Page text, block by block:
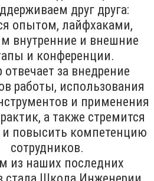
друг друга:
опытом, лайфхаками,
внутренние и внешние
и конференции.
отвечает за внедрение
работы, использования
и применения
а также стремится
и повысить компетенцию
сотрудников.
из наших последних